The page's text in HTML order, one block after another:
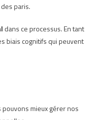
paris.
dans ce processus. En tant
biais cognitifs qui peuvent
mieux gérer nos